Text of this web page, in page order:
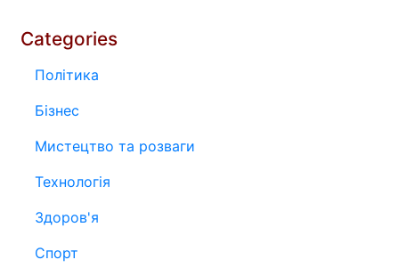
Categories
Політика
Бізнес
Мистецтво та розваги
Технологія
Здоров'я
Спорт